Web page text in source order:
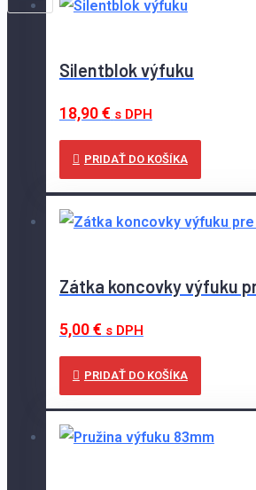
Silentblok výfuku
18,90€ s DPH
PRIDAŤ DO KOŠÍKA
Zátka koncovky výfuku
5,00€ s DPH
PRIDAŤ DO KOŠÍKA